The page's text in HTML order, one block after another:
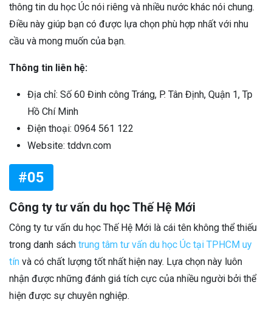
thông tin du học Úc nói riêng và nhiều nước khác nói chung.
Điều này giúp bạn có được lựa chọn phù hợp nhất với nhu
cầu và mong muốn của bạn.
Thông tin liên hệ:
Địa chỉ: Số 60 Đinh công Tráng, P. Tân Định, Quận 1, Tp
Hồ Chí Minh
Điện thoại: 0964 561 122
Website: tddvn.com
#05
Công ty tư vấn du học Thế Hệ Mới
Công ty tư vấn du học Thế Hệ Mới là cái tên không thể thiếu
trong danh sách trung tâm tư vấn du học Úc tại TPHCM uy
tín và có chất lượng tốt nhất hiện nay. Lựa chọn này luôn
nhận được những đánh giá tích cực của nhiều người bởi thể
hiện được sự chuyên nghiệp.